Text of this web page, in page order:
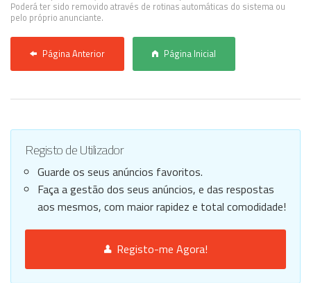
Poderá ter sido removido através de rotinas automáticas do sistema ou
pelo próprio anunciante.
Página Anterior Página Inicial
Registo de Utilizador
Guarde os seus anúncios favoritos.
Faça a gestão dos seus anúncios, e das respostas
aos mesmos, com maior rapidez e total comodidade!
Registo-me Agora!